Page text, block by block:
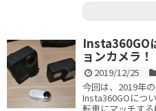
Insta360GO
ョンカメラ！
2019/12/25
今回は、2019年
Insta360GOにつ